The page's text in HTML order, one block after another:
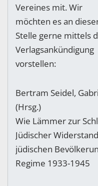
Vereines mit. Wir
möchten es an
Stelle gerne mittels
Verlagsankündigung
vorstellen:
Bertram Seidel,
(Hrsg.)
Wie Lämmer zur
Jüdischer
jüdischen
Regime 1933-1945